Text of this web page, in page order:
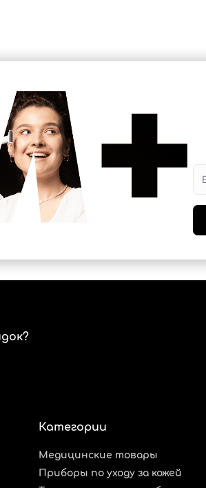
Категории
Медицинские товары
Приборы по уходу за кожей